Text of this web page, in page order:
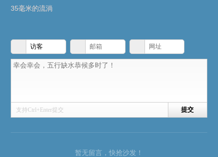
35毫米的流淌
支持Ctrl+Enter提交
暂无留言，快抢沙发！